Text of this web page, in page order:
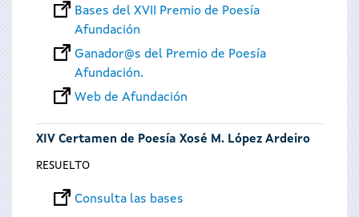
Bases del XVII Premio de Poesía
Afundación
Ganador@s del Premio de Poesía
Afundación.
Web de Afundación
XIV Certamen de Poesía Xosé M. López Ardeiro
RESUELTO
Consulta las bases